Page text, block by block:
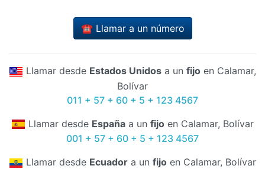
☎️ Llamar a un número
Llamar desde Estados Unidos a un fijo en Calamar,
Bolívar
011 + 57 + 60 + 5 + 123 4567
Llamar desde España a un fijo en Calamar, Bolívar
001 + 57 + 60 + 5 + 123 4567
Llamar desde Ecuador a un fijo en Calamar, Bolívar